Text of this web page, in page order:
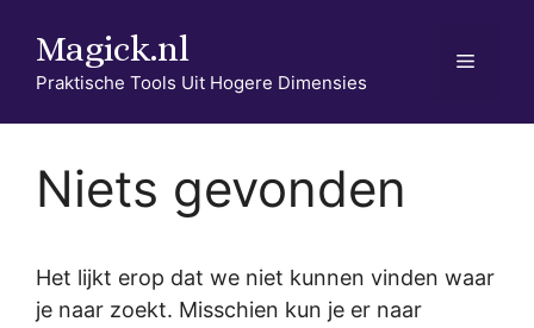
naarMagick.nl
Praktische Tools Uit Hogere Dimensies
Menu
Niets gevonden
Het lijkt erop dat we niet kunnen vinden waar
je naar zoekt. Misschien kun je er naar